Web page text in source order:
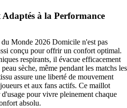
à la Performance
Monde 2026 Domicile n'est pas
conçu pour offrir un confort optimal.
respirants, il évacue efficacement
sèche, même pendant les matchs les
assure une liberté de mouvement
et aux fans actifs. Ce maillot
pour vivre pleinement chaque
absolu.